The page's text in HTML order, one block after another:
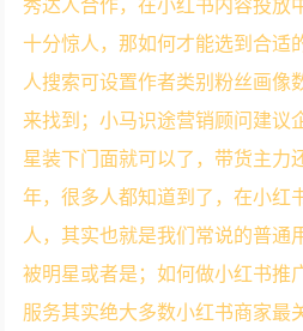
秀达人合作，在小红书内容投放
十分惊人，那如何才能选到合适
人搜索可设置作者类别粉丝画像
来找到；小马识途营销顾问建议
星装下门面就可以了，带货主力
年，很多人都知道到了，在小红
人，其实也就是我们常说的普通
被明星或者是；如何做小红书推
服务其实绝大多数小红书商家最